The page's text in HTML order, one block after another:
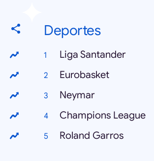
Deportes
Liga Santander
Eurobasket
Neymar
Champions League
Roland Garros